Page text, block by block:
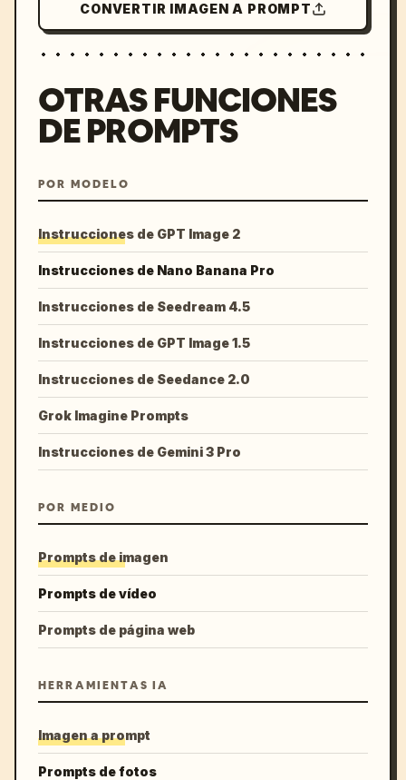
CONVERTIR IMAGEN A PROMPT
OTRAS FUNCIONES
DE PROMPTS
POR MODELO
Instrucciones de GPT Image 2
Instrucciones de Nano Banana Pro
Instrucciones de Seedream 4.5
Instrucciones de GPT Image 1.5
Instrucciones de Seedance 2.0
Grok Imagine Prompts
Instrucciones de Gemini 3 Pro
POR MEDIO
Prompts de imagen
Prompts de vídeo
Prompts de página web
HERRAMIENTAS IA
Imagen a prompt
Prompts de fotos